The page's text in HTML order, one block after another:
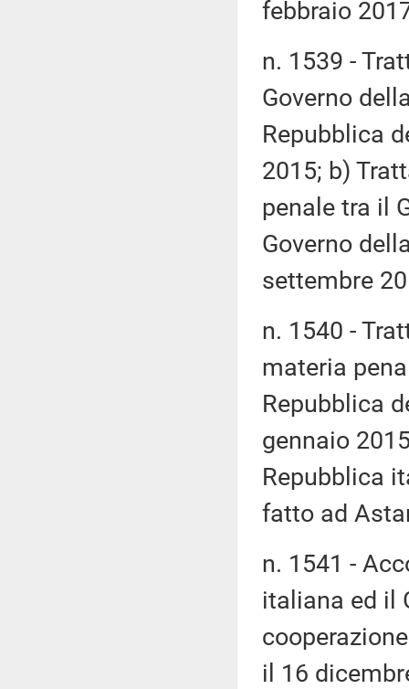
febbraio
n. 1539 -
Governo
Repubblica
2015; b)
penale tra il
Governo
settembre
n. 1540 -
materia
Repubblica
gennaio
Repubblica
fatto ad
n. 1541 -
italiana ed il
il 16